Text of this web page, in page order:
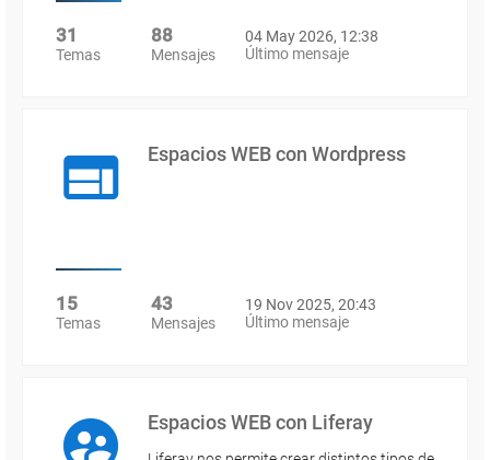
31
Temas
88
Mensajes
04 May 2026, 12:38
Último mensaje
Espacios WEB con Wordpress
15
Temas
43
Mensajes
19 Nov 2025, 20:43
Último mensaje
Espacios WEB con Liferay